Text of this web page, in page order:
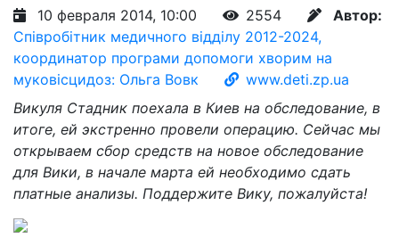
10 февраля 2014, 10:00 2554
Автор:
Співробітник медичного відділу 2012-2024,
координатор програми допомоги хворим на
муковісцидоз: Ольга Вовк
www.deti.zp.ua
Викуля Стадник поехала в Киев на обследование, в
итоге, ей экстренно провели операцию. Сейчас мы
открываем сбор средств на новое обследование
для Вики, в начале марта ей необходимо сдать
платные анализы. Поддержите Вику, пожалуйста!